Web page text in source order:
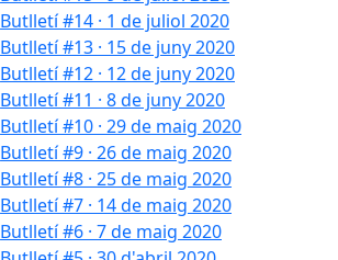
Butlletí #14 · 1 de juliol 2020
Butlletí #13 · 15 de juny 2020
Butlletí #12 · 12 de juny 2020
Butlletí #11 · 8 de juny 2020
Butlletí #10 · 29 de maig 2020
Butlletí #9 · 26 de maig 2020
Butlletí #8 · 25 de maig 2020
Butlletí #7 · 14 de maig 2020
Butlletí #6 · 7 de maig 2020